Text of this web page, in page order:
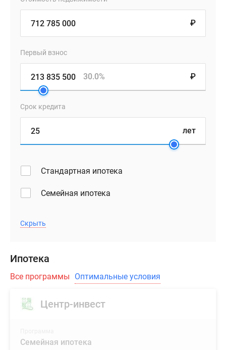
₽
Первый взнос
₽
30.0%
Срок кредита
лет
Стандартная ипотека
Семейная ипотека
Скрыть
Ипотека
Все программы Оптимальные условия
Центр-инвест
Семейная ипотека